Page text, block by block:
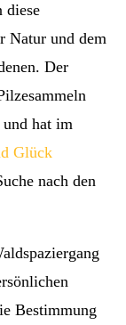
diese
Natur und dem
Der
und hat im
Glück
nach den
Bestimmung